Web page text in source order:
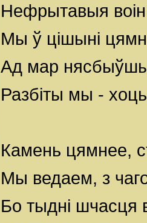
Нефрытавыя
Мы ў цішыні
Ад мар
Разбіты мы - хоць
Камень цямнее,
Мы ведаем, з
Бо тыдні шчасця